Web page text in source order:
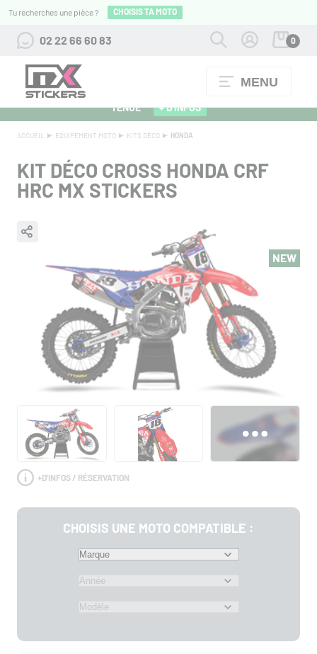
Tu recherches une pièce ? CHOISIS TA MOTO
02 22 66 60 83 0
MENU
ALPINESTARS 27 : FLOCAGE OFFERT POUR L'ACHAT D'UNE
TENUE
+ D'INFOS
ACCUEIL EQUIPEMENT MOTO KITS DÉCO HONDA
KIT DÉCO CROSS HONDA CRF
HRC MX STICKERS
NEW
+D'INFOS / RÉSERVATION
CHOISIS UNE MOTO COMPATIBLE :